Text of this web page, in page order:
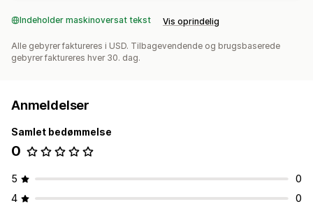
Indeholder maskinoversat tekst Vis oprindelig
Alle gebyrer faktureres i USD. Tilbagevendende og brugsbaserede
gebyrer faktureres hver 30. dag.
Anmeldelser
Samlet bedømmelse
0
5
0
4
0